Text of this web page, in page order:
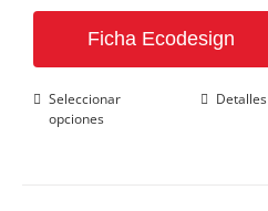
Ficha Ecodesign
Seleccionar
opciones
EsteDetalles